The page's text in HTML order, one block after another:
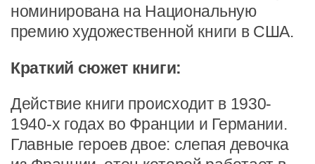
номинирована на Национальную
премию художественной книги в США.
Краткий сюжет книги:
Действие книги происходит в 1930-
1940-х годах во Франции и Германии.
Главные героев двое: слепая девочка